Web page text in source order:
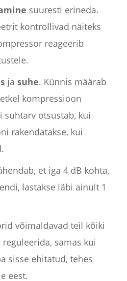
suuresti erineda.
kontrollivad näiteks
reageerib
ja suhe. Künnis määrab
kompressioon
suhtarv otsustab, kui
rakendatakse, kui
et iga 4 dB kohta,
lastakse läbi ainult 1
võimaldavad teil kõiki
samas kui
sisse ehitatud, tehes
eest.